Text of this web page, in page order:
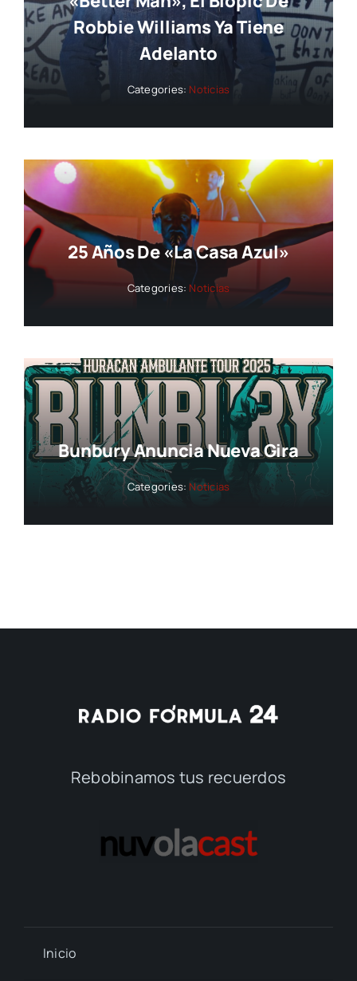
Robbie Williams Ya Tiene
Adelanto
Categories: Noticias
25 Años De «La Casa Azul»
Categories: Noticias
Bunbury Anuncia Nueva Gira
Categories: Noticias
Rebobinamos tus recuerdos
Inicio